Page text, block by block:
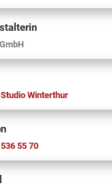
Winterthur
55 70